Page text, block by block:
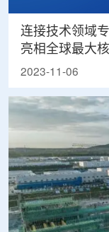
连接技术领域
亮相全球最大
2023-11-06